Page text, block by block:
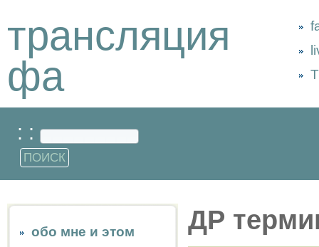
трансляция
фа
: :
обо мне и этом
ДР